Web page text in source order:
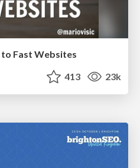
Fast Websites
413 23k